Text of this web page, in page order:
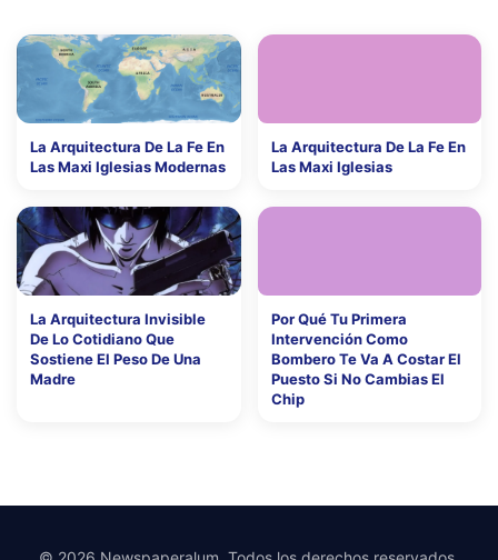
La Arquitectura De La Fe En
Las Maxi Iglesias Modernas
La Arquitectura De La Fe En
Las Maxi Iglesias
La Arquitectura Invisible
De Lo Cotidiano Que
Sostiene El Peso De Una
Madre
Por Qué Tu Primera
Intervención Como
Bombero Te Va A Costar El
Puesto Si No Cambias El
Chip